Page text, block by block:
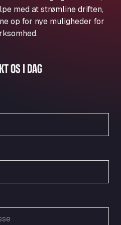
68219
Truckwash.de
med at strømline driften,
op for nye muligheder for
OS I DAG